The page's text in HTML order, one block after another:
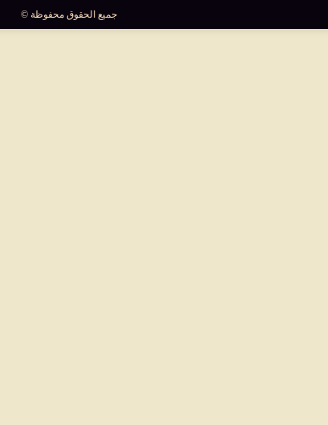
العالم سوشيال
جميع الحقوق محفوظة ©